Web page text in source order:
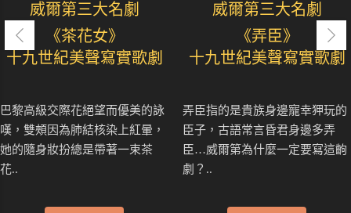
威爾第三大名劇
《茶花女》
十九世紀美聲寫實歌劇
巴黎高級交際花絕望而優美的詠
嘆，雙頰因為肺結核染上紅暈，
她的隨身妝扮總是帶著一束茶
花..
威爾第三大名劇
《弄臣》
十九世紀美聲寫實歌劇
弄臣指的是貴族身邊寵幸狎玩的
臣子，古語常言昏君身邊多弄
臣…威爾第為什麼一定要寫這齣
劇？..